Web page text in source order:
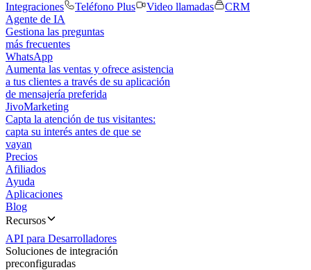
Integraciones
Teléfono Plus Video llamadas
CRM
Agente de IA
Gestiona las preguntas
más frecuentes
WhatsApp
Aumenta las ventas y ofrece asistencia
a tus clientes a través de su aplicación
de mensajería preferida
JivoMarketing
Capta la atención de tus visitantes:
capta su interés antes de que se
vayan
Precios
Afiliados
Ayuda
Aplicaciones
Blog
Recursos
API para Desarrolladores
Soluciones de integración
preconfiguradas